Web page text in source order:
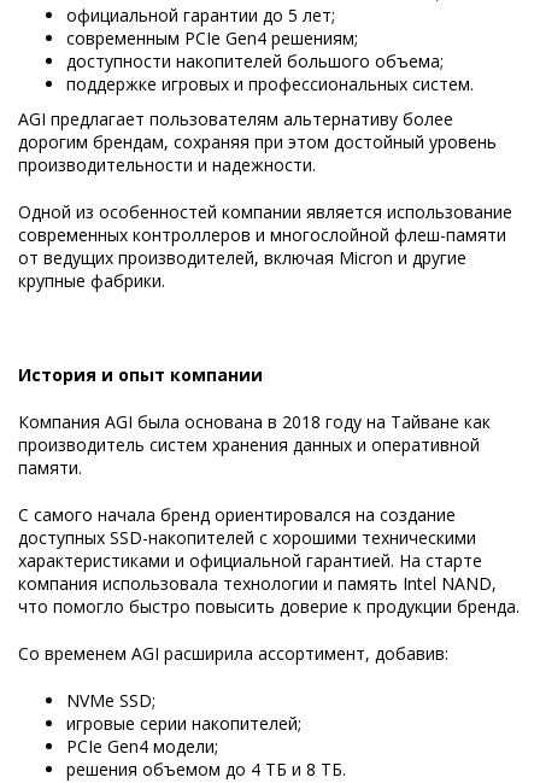
официальной гарантии до 5 лет;
современным PCIe Gen4 решениям;
доступности накопителей большого объема;
поддержке игровых и профессиональных систем.
AGI предлагает пользователям альтернативу более
дорогим брендам, сохраняя при этом достойный уровень
производительности и надежности.
Одной из особенностей компании является использование
современных контроллеров и многослойной флеш-памяти
от ведущих производителей, включая Micron и другие
крупные фабрики.
История и опыт компании
Компания AGI была основана в 2018 году на Тайване как
производитель систем хранения данных и оперативной
памяти.
С самого начала бренд ориентировался на создание
доступных SSD-накопителей с хорошими техническими
характеристиками и официальной гарантией. На старте
компания использовала технологии и память Intel NAND,
что помогло быстро повысить доверие к продукции бренда.
Со временем AGI расширила ассортимент, добавив:
NVMe SSD;
игровые серии накопителей;
PCIe Gen4 модели;
решения объемом до 4 ТБ и 8 ТБ.